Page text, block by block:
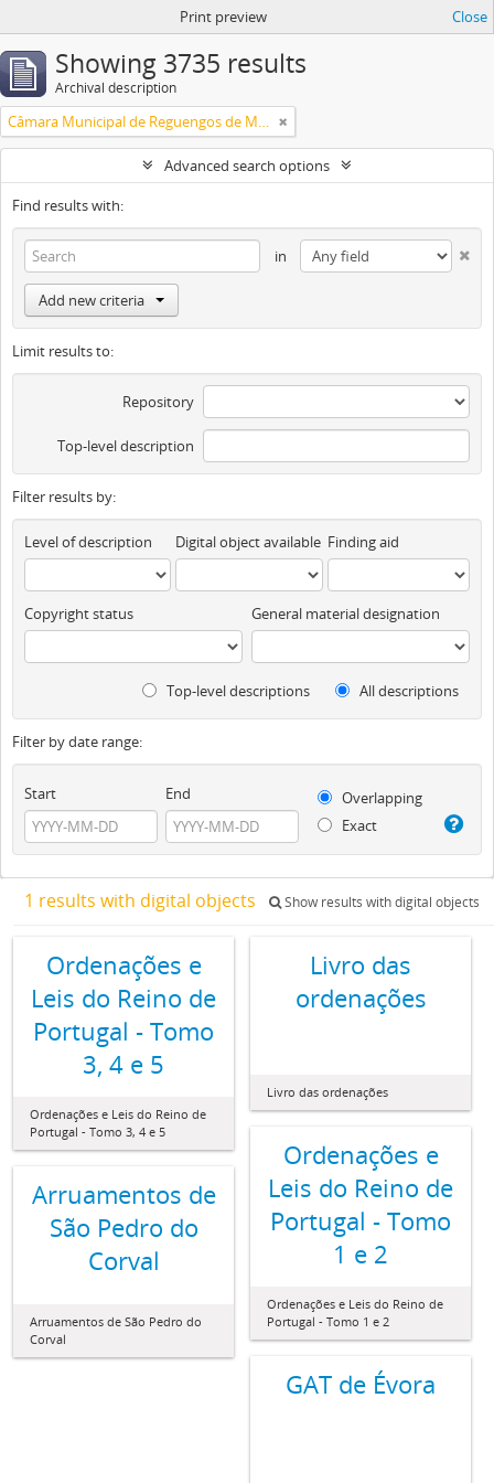
Print preview Close
Showing 3735 results
Archival description
Câmara Municipal de Reguengos de Monsaraz
Advanced search options
Find results with:
in
Add new criteria
Limit results to:
Repository
Top-level description
Filter results by:
Level of description Digital object available Finding aid
Copyright status General material designation
Top-level descriptions All descriptions
Filter by date range:
Start End
Overlapping
Exact
1 results with digital objects Show results with digital objects
Ordenações e
Leis do Reino de
Portugal - Tomo
3, 4 e 5
Ordenações e Leis do Reino de
Portugal - Tomo 3, 4 e 5
Livro das
ordenações
Livro das ordenações
Ordenações e
Leis do Reino de
Portugal - Tomo
1 e 2
Ordenações e Leis do Reino de
Portugal - Tomo 1 e 2
Arruamentos de
São Pedro do
Corval
Arruamentos de São Pedro do
Corval
GAT de Évora